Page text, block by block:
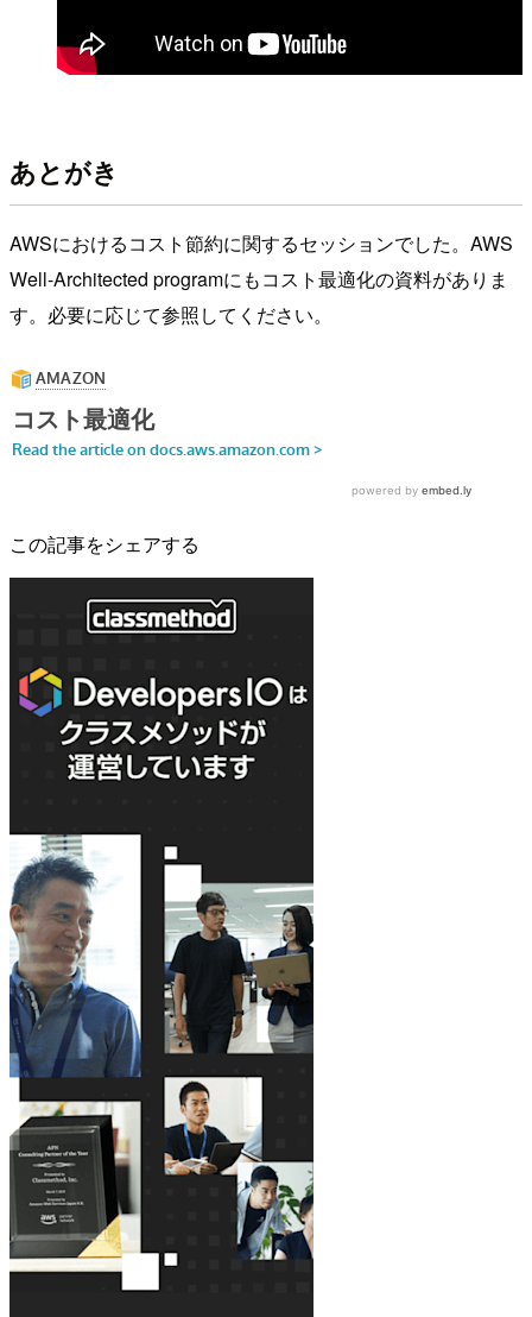
あとがき
AWSにおけるコスト節約に関するセッションでした。AWS
Well-Architected programにもコスト最適化の資料がありま
す。必要に応じて参照してください。
この記事をシェアする